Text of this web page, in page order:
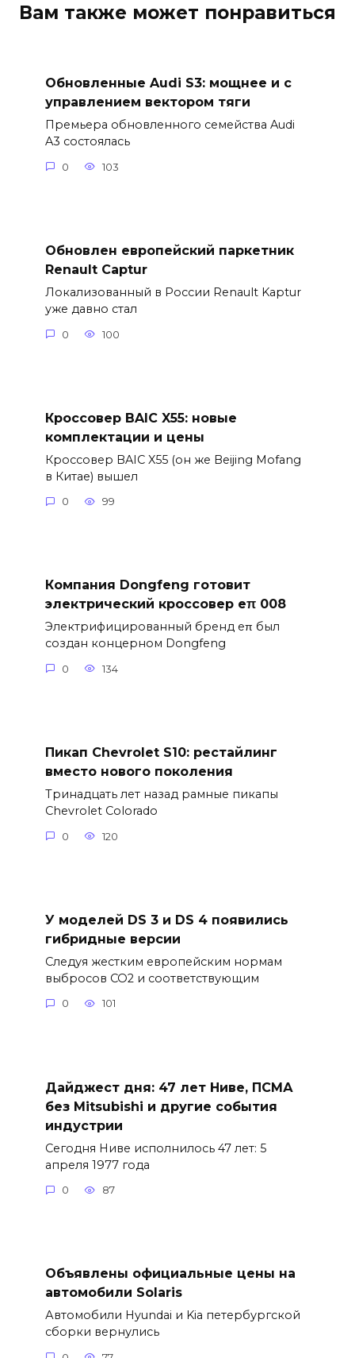
Вам также может понравиться
Обновленные Audi S3: мощнее и с
управлением вектором тяги
Премьера обновленного семейства Audi
A3 состоялась
0 103
Обновлен европейский паркетник
Renault Captur
Локализованный в России Renault Kaptur
уже давно стал
0 100
Кроссовер BAIC X55: новые
комплектации и цены
Кроссовер BAIC X55 (он же Beijing Mofang
в Китае) вышел
0 99
Компания Dongfeng готовит
электрический кроссовер eπ 008
Электрифицированный бренд eπ был
создан концерном Dongfeng
0 134
Пикап Chevrolet S10: рестайлинг
вместо нового поколения
Тринадцать лет назад рамные пикапы
Chevrolet Colorado
0 120
У моделей DS 3 и DS 4 появились
гибридные версии
Следуя жестким европейским нормам
выбросов CO2 и соответствующим
0 101
Дайджест дня: 47 лет Ниве, ПСМА
без Mitsubishi и другие события
индустрии
Сегодня Ниве исполнилось 47 лет: 5
апреля 1977 года
0 87
Объявлены официальные цены на
автомобили Solaris
Автомобили Hyundai и Kia петербургской
сборки вернулись